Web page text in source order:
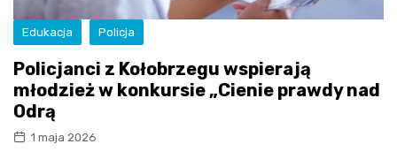
Edukacja Policja
Policjanci z Kołobrzegu wspierają
młodzież w konkursie „Cienie prawdy nad
Odrą
1 maja 2026